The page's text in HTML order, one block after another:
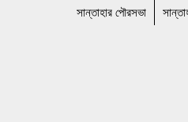
সান্তাহার পৌরসভা